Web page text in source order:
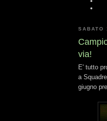
SABATO
via!
E' tutto
a
giugno